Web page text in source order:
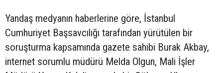
Yandaş medyanın haberlerine göre, İstanbul
Cumhuriyet Başsavcılığı tarafından yürütülen bir
soruşturma kapsamında gazete sahibi Burak Akbay,
internet sorumlu müdürü Melda Olgun, Mali İşler